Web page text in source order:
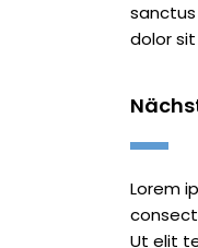
dolor
Lorem
Ut elit